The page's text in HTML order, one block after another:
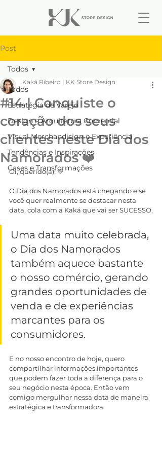
Post
Todos
Estratégia de Varejo
Design e Arquitetura Comercial
Visual Merchandisign e Experiência
Tendências e Inspirações
Cases e Transformações
Todos
#14 | Conquiste o
coração dos seus
clientes neste Dia dos
Namorados ❤️
Kaká Ribeiro | KK Store Design
Oi, querido(a)! 💛
O Dia dos Namorados está chegando e se
você quer realmente se destacar nesta
data, cola com a Kaká que vai ser SUCESSO.
Uma data muito celebrada,
o Dia dos Namorados
também aquece bastante
o nosso comércio, gerando
grandes oportunidades de
venda e de experiências
marcantes para os
consumidores.
E no nosso encontro de hoje, quero
compartilhar informações importantes
que podem fazer toda a diferença para o
seu negócio nesta época. Então vem
comigo mergulhar nessa data de maneira
estratégica e transformadora.